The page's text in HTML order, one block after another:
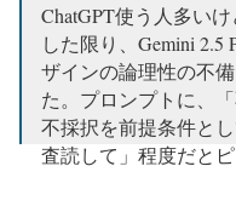
ChatGPT使う人多い
した限り、Gemini
ザインの論理性の不
た。プロンプトに、
不採択を前提条件と
査読して」程度だと